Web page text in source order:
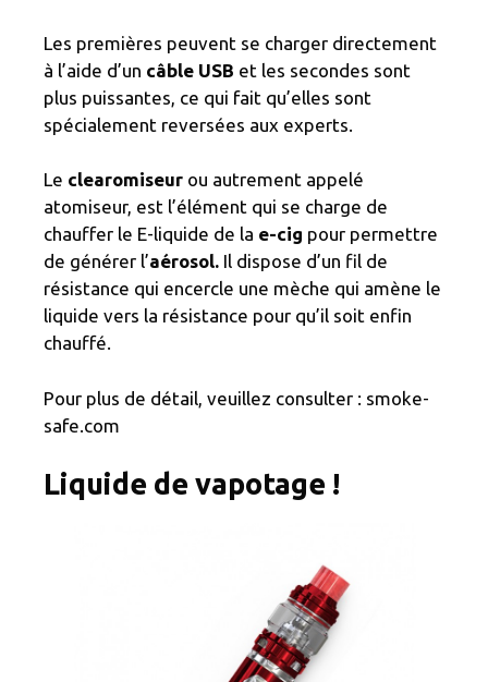
Les premières peuvent se charger directement
à l’aide d’un câble USB et les secondes sont
plus puissantes, ce qui fait qu’elles sont
spécialement reversées aux experts.
Le clearomiseur ou autrement appelé
atomiseur, est l’élément qui se charge de
chauffer le E-liquide de la e-cig pour permettre
de générer l’aérosol. Il dispose d’un fil de
résistance qui encercle une mèche qui amène le
liquide vers la résistance pour qu’il soit enfin
chauffé.
Pour plus de détail, veuillez consulter : smoke-
safe.com
Liquide de vapotage !